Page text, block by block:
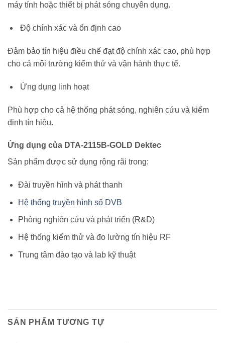
máy tính hoặc thiết bị phát sóng chuyên dụng.
Độ chính xác và ổn định cao
Đảm bảo tín hiệu điều chế đạt độ chính xác cao, phù hợp
cho cả môi trường kiểm thử và vận hành thực tế.
Ứng dụng linh hoạt
Phù hợp cho cả hệ thống phát sóng, nghiên cứu và kiểm
định tín hiệu.
Ứng dụng của DTA-2115B-GOLD Dektec
Sản phẩm được sử dụng rộng rãi trong:
Đài truyền hình và phát thanh
Hệ thống truyền hình số DVB
Phòng nghiên cứu và phát triển (R&D)
Hệ thống kiểm thử và đo lường tín hiệu RF
Trung tâm đào tạo và lab kỹ thuật
SẢN PHẨM TƯƠNG TỰ